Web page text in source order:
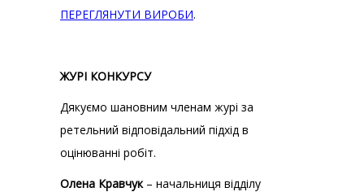
ПЕРЕГЛЯНУТИ ВИРОБИ.
ЖУРІ КОНКУРСУ
Дякуємо шановним членам журі за
ретельний відповідальний підхід в
оцінюванні робіт.
Олена Кравчук – начальниця відділу